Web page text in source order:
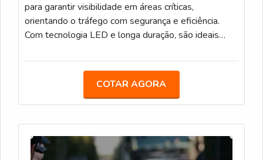
para garantir visibilidade em áreas críticas,
orientando o tráfego com segurança e eficiência.
Com tecnologia LED e longa duração, são ideais
de pouca luz. Bateria com duração média de 12
Universal Ideal para obras em rodovias,
especialmente em locais com pouca iluminação,
eficiente.
COTAR AGORA